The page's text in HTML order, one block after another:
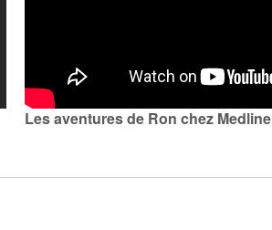
Les aventures de Ron chez Medline